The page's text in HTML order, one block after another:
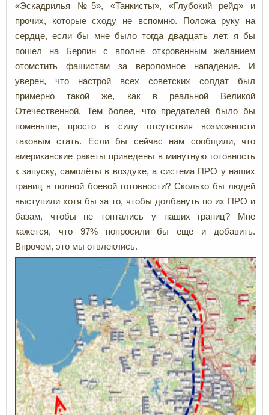
«Эскадрилья №5», «Танкисты», «Глубокий рейд» и
прочих, которые сходу не вспомню. Положа руку на
сердце, если бы мне было тогда двадцать лет, я бы
пошел на Берлин с вполне откровенным желанием
отомстить фашистам за вероломное нападение. И
уверен, что настрой всех советских солдат был
примерно такой же, как в реальной Великой
Отечественной. Тем более, что предателей было бы
поменьше, просто в силу отсутствия возможности
таковым стать. Если бы сейчас нам сообщили, что
американские ракеты приведены в минутную готовность
к запуску, самолёты в воздухе, а система ПРО у наших
границ в полной боевой готовности? Сколько бы людей
выступили хотя бы за то, чтобы долбануть по их ПРО и
базам, чтобы не топтались у наших границ? Мне
кажется, что 97% попросили бы ещё и добавить.
Впрочем, это мы отвлеклись.